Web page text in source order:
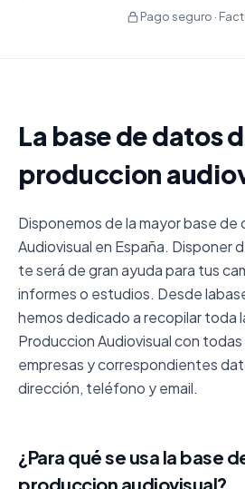
Pago seguro ·
La base de datos
produccion
Disponemos de la mayor base
Audiovisual en España. Disponer
te será de gran ayuda para tus
informes o estudios. Desde
hemos dedicado a recopilar toda
Produccion Audiovisual con
empresas y correspondientes
dirección, teléfono y email.
¿Para qué se usa la base
produccion audiovisual?